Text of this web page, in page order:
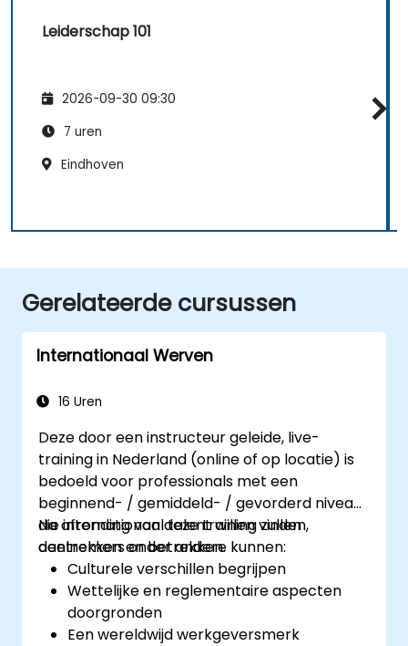
Leiderschap 101
2026-09-30 09:30
7 uren
Eindhoven
Gerelateerde cursussen
Internationaal Werven
16 Uren
Deze door een instructeur geleide, live-
training in Nederland (online of op locatie) is
bedoeld voor professionals met een
beginnend- / gemiddeld- / gevorderd niveau
die internationaal talent willen vinden,
aantrekken en betrekken.
Na afronding van deze training zullen
deelnemers onder andere kunnen:
Culturele verschillen begrijpen
Wettelijke en reglementaire aspecten
doorgronden
Een wereldwijd werkgeversmerk